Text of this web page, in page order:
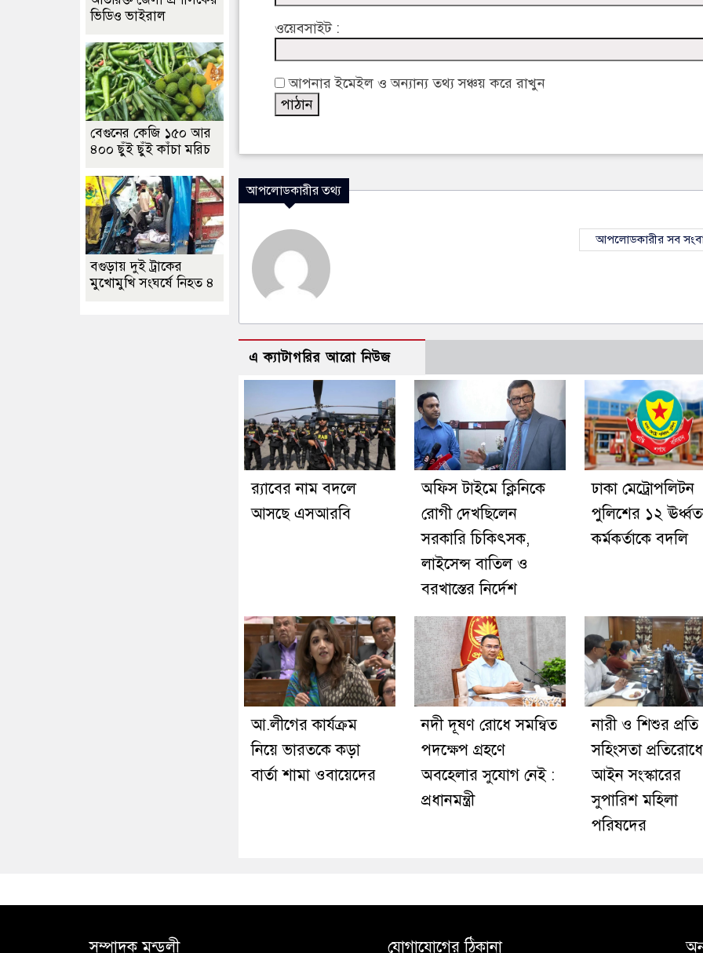
ওয়েবসাইট :
আপনার ইমেইল ও অন্যান্য তথ্য সঞ্চয় করে রাখুন
আপলোডকারীর তথ্য
আপলোডকারীর সব
এ ক্যাটাগরির আরো নিউজ
র‍্যাবের নাম বদলে
আসছে এসআরবি
অফিস টাইমে ক্লিনিকে
রোগী দেখছিলেন
সরকারি চিকিৎসক,
লাইসেন্স বাতিল ও
বরখাস্তের নির্দেশ
ঢাকা মেট্রোপলিটন
পুলিশের ১২
কর্মকর্তাকে বদলি
আ.লীগের কার্যক্রম
নিয়ে ভারতকে কড়া
বার্তা শামা ওবায়েদের
নদী দূষণ রোধে সমন্বিত
পদক্ষেপ গ্রহণে
অবহেলার সুযোগ নেই :
প্রধানমন্ত্রী
নারী ও শিশুর প্রতি
সহিংসতা প্রতিরোধে
আইন সংস্কারের
সুপারিশ মহিলা
পরিষদের
ভিডিও ভাইরাল
বেগুনের কেজি ১৫০ আর
৪০০ ছুঁই ছুঁই কাঁচা মরিচ
বগুড়ায় দুই ট্রাকের
মুখোমুখি সংঘর্ষে নিহত ৪
সম্পাদক মন্ডলী যোগাযোগের ঠিকানা